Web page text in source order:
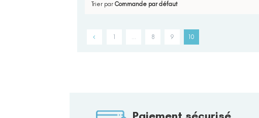
Trier par Commande par défaut
1 … 8 9 10